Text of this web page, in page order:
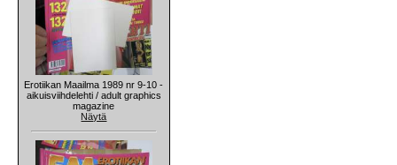
Erotiikan Maailma 1989 nr 9-10 -
aikuisviihdelehti / adult graphics
magazine
Näytä